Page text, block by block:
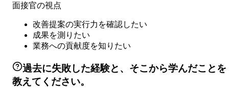
面接官の視点
改善提案の実行力を確認したい
成果を測りたい
業務への貢献度を知りたい
過去に失敗した経験と、そこから学んだことを
教えてください。